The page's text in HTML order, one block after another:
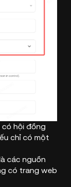
có hội đồng
chỉ có một
các nguồn
có trang web